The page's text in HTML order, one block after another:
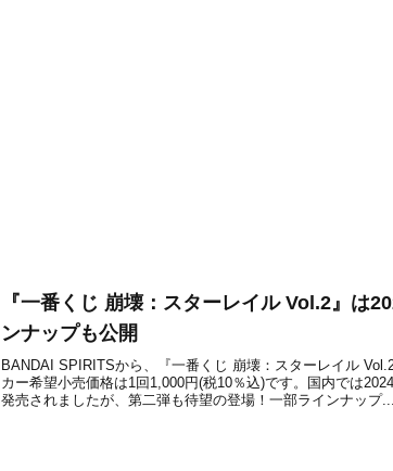
『一番くじ 崩壊：スターレイル Vol.2』は
ンナップも公開
BANDAI SPIRITSから、『一番くじ 崩壊：スターレイル
カー希望小売価格は1回1,000円(税10％込)です。国内では
発売されましたが、第二弾も待望の登場！一部ラインナップ...